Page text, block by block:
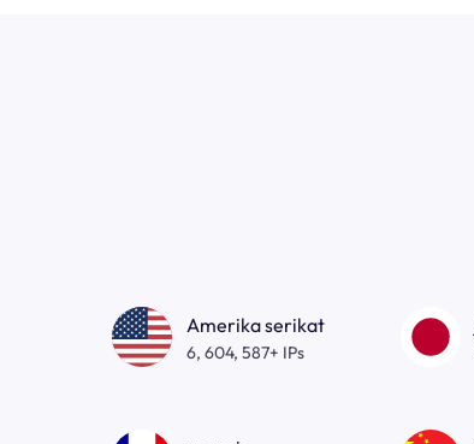
Amerika serikat
6, 604, 587+ IPs